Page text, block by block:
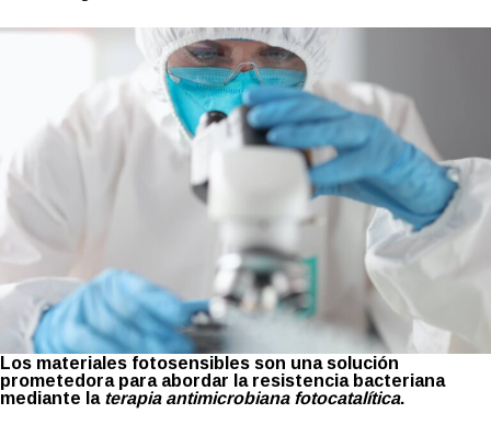
Los materiales fotosensibles son una solución
prometedora para abordar la resistencia bacteriana
mediante la terapia antimicrobiana fotocatalítica.